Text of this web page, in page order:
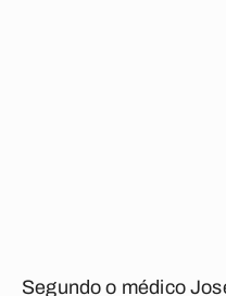
Segundo o médico